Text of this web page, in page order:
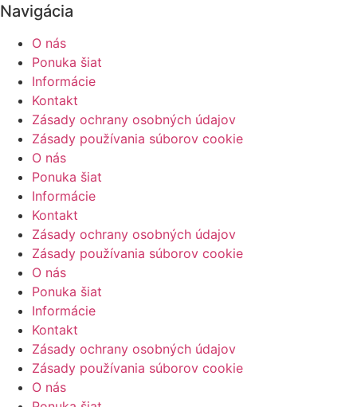
Navigácia
O nás
Ponuka šiat
Informácie
Kontakt
Zásady ochrany osobných údajov
Zásady používania súborov cookie
O nás
Ponuka šiat
Informácie
Kontakt
Zásady ochrany osobných údajov
Zásady používania súborov cookie
O nás
Ponuka šiat
Informácie
Kontakt
Zásady ochrany osobných údajov
Zásady používania súborov cookie
O nás